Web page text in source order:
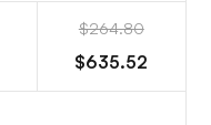
$264.80
$635.52